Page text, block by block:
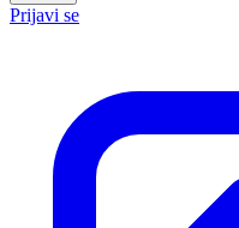
Prijavi se